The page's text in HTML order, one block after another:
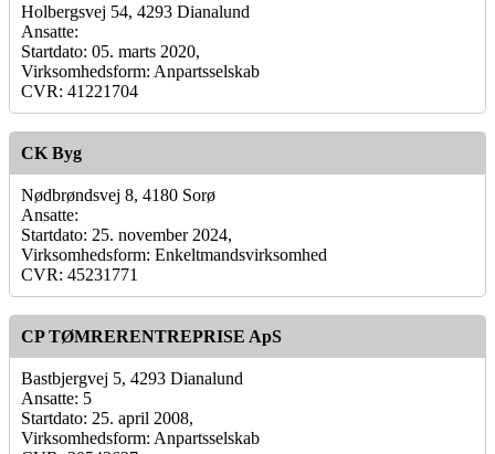
Holbergsvej 54, 4293 Dianalund
Ansatte:
Startdato: 05. marts 2020,
Virksomhedsform: Anpartsselskab
CVR: 41221704
CK Byg
Nødbrøndsvej 8, 4180 Sorø
Ansatte:
Startdato: 25. november 2024,
Virksomhedsform: Enkeltmandsvirksomhed
CVR: 45231771
CP TØMRERENTREPRISE ApS
Bastbjergvej 5, 4293 Dianalund
Ansatte: 5
Startdato: 25. april 2008,
Virksomhedsform: Anpartsselskab